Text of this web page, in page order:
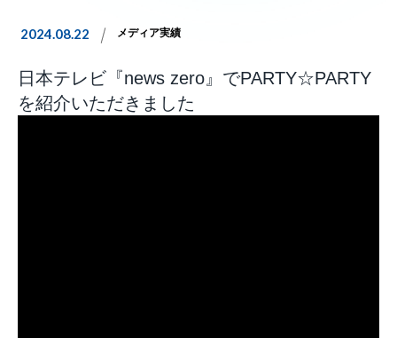
2024.08.22 メディア実績
日本テレビ『news zero』でPARTY☆PARTY
を紹介いただきました